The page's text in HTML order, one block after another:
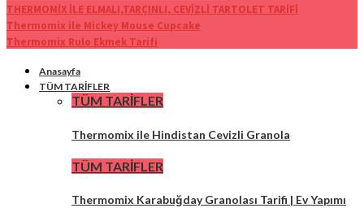
THERMOMİX İLE ELMALI,TARÇINLI, CEVİZLİ TARTOLET TARİFİ
Thermomix ile Mickey Mouse Cupcake
Thermomix Rulo Ekmek Tarifi
Anasayfa
TÜM TARİFLER
TÜM TARİFLER
Thermomix ile Hindistan Cevizli Granola
TÜM TARİFLER
Thermomix Karabuğday Granolası Tarifi | Ev Yapımı